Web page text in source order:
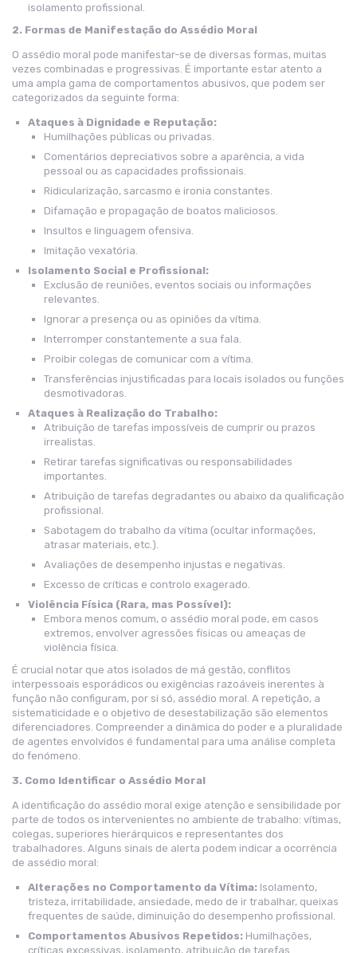
isolamento profissional.
2. Formas de Manifestação do Assédio Moral
O assédio moral pode manifestar-se de diversas formas, muitas
vezes combinadas e progressivas. É importante estar atento a
uma ampla gama de comportamentos abusivos, que podem ser
categorizados da seguinte forma:
Ataques à Dignidade e Reputação:
Humilhações públicas ou privadas.
Comentários depreciativos sobre a aparência, a vida
pessoal ou as capacidades profissionais.
Ridicularização, sarcasmo e ironia constantes.
Difamação e propagação de boatos maliciosos.
Insultos e linguagem ofensiva.
Imitação vexatória.
Isolamento Social e Profissional:
Exclusão de reuniões, eventos sociais ou informações
relevantes.
Ignorar a presença ou as opiniões da vítima.
Interromper constantemente a sua fala.
Proibir colegas de comunicar com a vítima.
Transferências injustificadas para locais isolados ou funções
desmotivadoras.
Ataques à Realização do Trabalho:
Atribuição de tarefas impossíveis de cumprir ou prazos
irrealistas.
Retirar tarefas significativas ou responsabilidades
importantes.
Atribuição de tarefas degradantes ou abaixo da qualificação
profissional.
Sabotagem do trabalho da vítima (ocultar informações,
atrasar materiais, etc.).
Avaliações de desempenho injustas e negativas.
Excesso de críticas e controlo exagerado.
Violência Física (Rara, mas Possível):
Embora menos comum, o assédio moral pode, em casos
extremos, envolver agressões físicas ou ameaças de
violência física.
É crucial notar que atos isolados de má gestão, conflitos
interpessoais esporádicos ou exigências razoáveis inerentes à
função não configuram, por si só, assédio moral. A repetição, a
sistematicidade e o objetivo de desestabilização são elementos
diferenciadores. Compreender a dinâmica do poder e a pluralidade
de agentes envolvidos é fundamental para uma análise completa
do fenómeno.
3. Como Identificar o Assédio Moral
A identificação do assédio moral exige atenção e sensibilidade por
parte de todos os intervenientes no ambiente de trabalho: vítimas,
colegas, superiores hierárquicos e representantes dos
trabalhadores. Alguns sinais de alerta podem indicar a ocorrência
de assédio moral:
Alterações no Comportamento da Vítima: Isolamento,
tristeza, irritabilidade, ansiedade, medo de ir trabalhar, queixas
frequentes de saúde, diminuição do desempenho profissional.
Comportamentos Abusivos Repetidos: Humilhações,
críticas excessivas, isolamento, atribuição de tarefas